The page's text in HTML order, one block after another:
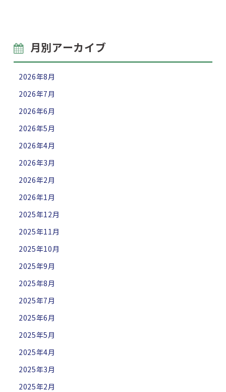
月別アーカイブ
2026年8月
2026年7月
2026年6月
2026年5月
2026年4月
2026年3月
2026年2月
2026年1月
2025年12月
2025年11月
2025年10月
2025年9月
2025年8月
2025年7月
2025年6月
2025年5月
2025年4月
2025年3月
2025年2月